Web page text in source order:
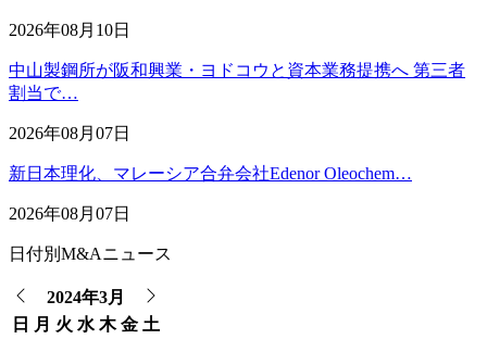
2026年08月10日
中山製鋼所が阪和興業・ヨドコウと資本業務提携へ 第三者
割当で…
2026年08月07日
新日本理化、マレーシア合弁会社Edenor Oleochem…
2026年08月07日
日付別M&Aニュース
2024年3月
日
月 火 水 木 金 土